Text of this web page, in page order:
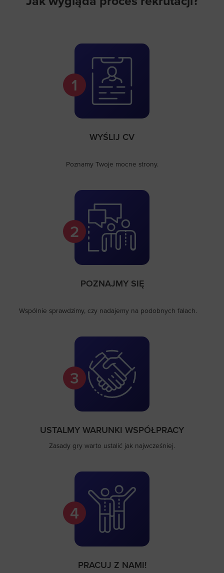
1
WYŚLIJ CV
Poznamy Twoje mocne strony.
2
POZNAJMY SIĘ
Wspólnie sprawdzimy, czy nadajemy na podobnych falach.
3
USTALMY WARUNKI WSPÓŁPRACY
Zasady gry warto ustalić jak najwcześniej.
4
PRACUJ Z NAMI!